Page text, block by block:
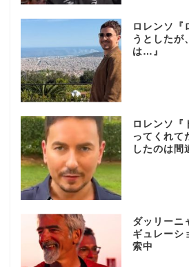
ロレンソ『
うとしたが
は…』
ロレンソ『
ってくれ
したのは間
ダッリーニ
ギュレーシ
索中